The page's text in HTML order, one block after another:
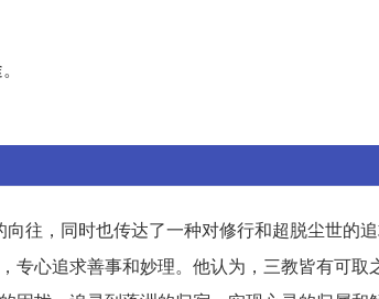
向往，同时也传达了一种对修行和超脱尘世的
专心追求善事和妙理。他认为，三教皆有可